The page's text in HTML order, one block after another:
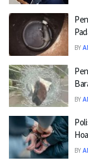
BY
BY
BY